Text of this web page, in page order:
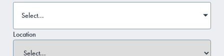
Select...
Location